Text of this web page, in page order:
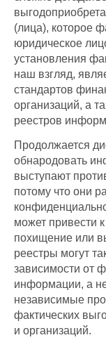
(лица), которое
юридическое
установления
наш взгляд,
стандартов
организаций, а
реестров
Продолжается
обнародовать
выступают
потому что они
может привести
похищение или
реестры могут
зависимости от
информации, а
независимые
фактических
и организаций.